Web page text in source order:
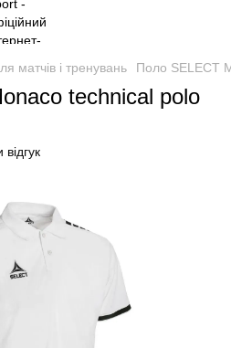
матчів і тренувань Поло SELECT
technical polo